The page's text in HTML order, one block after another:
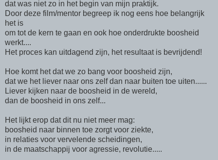
dat was niet zo in het begin van mijn praktijk.
Door deze film/mentor begreep ik nog eens hoe belangrijk
het is
om tot de kern te gaan en ook hoe onderdrukte boosheid
werkt....
Het proces kan uitdagend zijn, het resultaat is bevrijdend!
Hoe komt het dat we zo bang voor boosheid zijn,
dat we het liever naar ons zelf dan naar buiten toe uiten......
Liever kijken naar de boosheid in de wereld,
dan de boosheid in ons zelf...
Het lijkt erop dat dit nu niet meer mag:
boosheid naar binnen toe zorgt voor ziekte,
in relaties voor vervelende scheidingen,
in de maatschappij voor agressie, revolutie.....